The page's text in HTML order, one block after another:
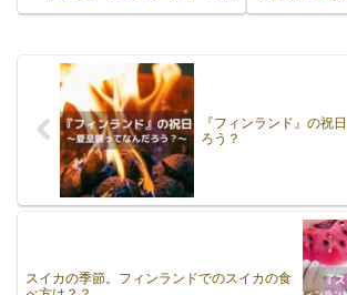
て？
『フィンランド』の祝
ろう？
スイカの季節。フィンランドでのスイカの食